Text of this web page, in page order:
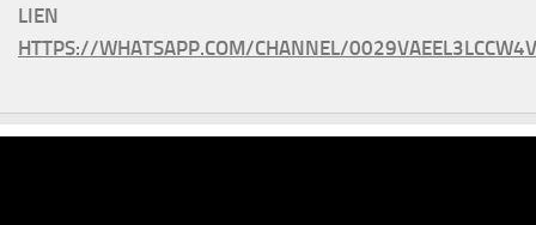
LIEN
HTTPS://WHATSAPP.COM/CHANNEL/